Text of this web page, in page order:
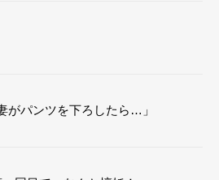
がパンツを下ろしたら…」